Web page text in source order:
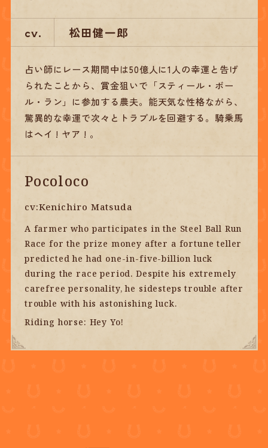
cv. 松田健一郎
占い師にレース期間中は50億人に1人の幸運と告げ
られたことから、賞金狙いで「スティール・ボー
ル・ラン」に参加する農夫。能天気な性格ながら、
驚異的な幸運で次々とトラブルを回避する。騎乗馬
はヘイ ! ヤア ! 。
Pocoloco
cv:Kenichiro Matsuda
A farmer who participates in the Steel Ball Run
Race for the prize money after a fortune teller
predicted he had one-in-five-billion luck
during the race period. Despite his extremely
carefree personality, he sidesteps trouble after
trouble with his astonishing luck.
Riding horse: Hey Yo!